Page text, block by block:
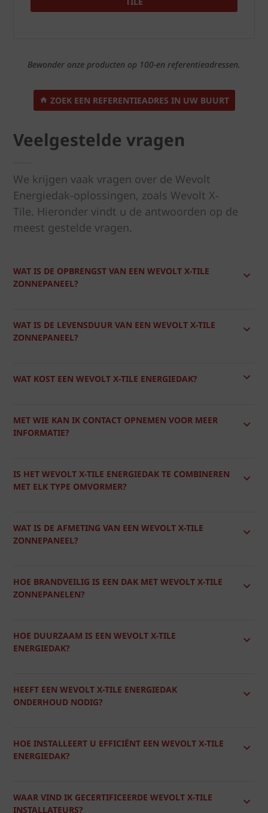
Bewonder onze producten op 100-en referentieadressen.
ZOEK EEN REFERENTIEADRES IN UW BUURT
Veelgestelde vragen
We krijgen vaak vragen over de Wevolt
Energiedak-oplossingen, zoals Wevolt X-
Tile. Hieronder vindt u de antwoorden op de
meest gestelde vragen.
WAT IS DE OPBRENGST VAN EEN WEVOLT X-TILE
ZONNEPANEEL?
WAT IS DE LEVENSDUUR VAN EEN WEVOLT X-TILE
ZONNEPANEEL?
WAT KOST EEN WEVOLT X-TILE ENERGIEDAK?
MET WIE KAN IK CONTACT OPNEMEN VOOR MEER
INFORMATIE?
IS HET WEVOLT X-TILE ENERGIEDAK TE COMBINEREN
MET ELK TYPE OMVORMER?
WAT IS DE AFMETING VAN EEN WEVOLT X-TILE
ZONNEPANEEL?
HOE BRANDVEILIG IS EEN DAK MET WEVOLT X-TILE
ZONNEPANELEN?
HOE DUURZAAM IS EEN WEVOLT X-TILE
ENERGIEDAK?
HEEFT EEN WEVOLT X-TILE ENERGIEDAK
ONDERHOUD NODIG?
HOE INSTALLEERT U EFFICIËNT EEN WEVOLT X-TILE
ENERGIEDAK?
WAAR VIND IK GECERTIFICEERDE WEVOLT X-TILE
INSTALLATEURS?